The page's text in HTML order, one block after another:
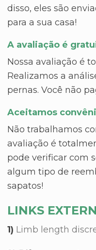
disso, eles são
para a sua casa!
A avaliação é
Nossa avaliação é
Realizamos a
pernas. Você não
Aceitamos
Não trabalhamos
avaliação é
pode verificar com
algum tipo de
sapatos!
LINKS
1) Limb length